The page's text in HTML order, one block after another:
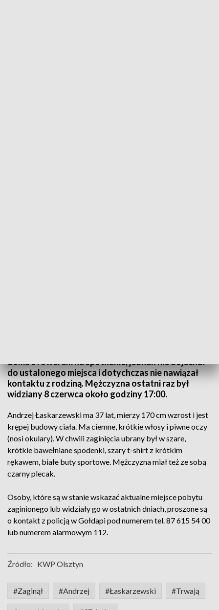
domu z rowerem na spotkanie, jednak nie dojechał
do ustalonego miejsca i dotychczas nie nawiązał
kontaktu z rodziną. Mężczyzna ostatni raz był
widziany 8 czerwca około godziny 17:00.
Andrzej Łaskarzewski ma 37 lat, mierzy 170 cm wzrost i jest
krępej budowy ciała. Ma ciemne, krótkie włosy i piwne oczy
(nosi okulary). W chwili zaginięcia ubrany był w szare,
krótkie bawełniane spodenki, szary t-shirt z krótkim
rękawem, białe buty sportowe. Mężczyzna miał też ze sobą
czarny plecak.
Osoby, które są w stanie wskazać aktualne miejsce pobytu
zaginionego lub widziały go w ostatnich dniach, proszone są
o kontakt z policją w Gołdapi pod numerem tel. 87 615 54 00
lub numerem alarmowym 112.
Źródło: KWP Olsztyn
#Zaginął #Andrzej #Łaskarzewski #Trwają